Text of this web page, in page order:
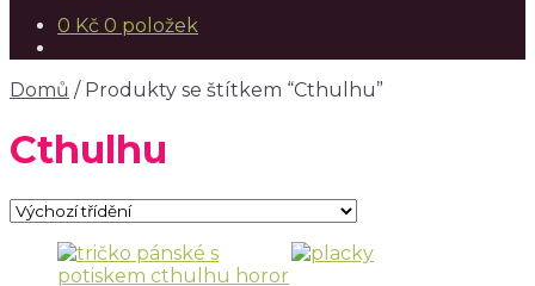
0 Kč 0 položek
Domů / Produkty se štítkem “Cthulhu”
Cthulhu